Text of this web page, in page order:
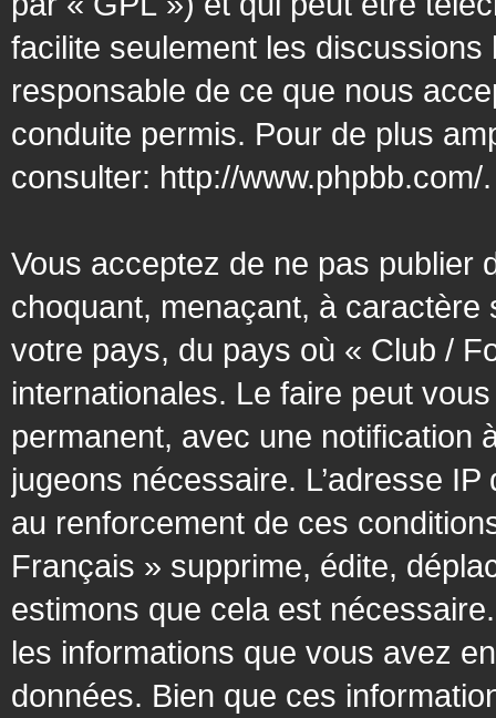
facilite seulement les
responsable de ce que nous
conduite permis. Pour de plus
consulter: http://www.phpbb.com/.
Vous acceptez de ne pas publier
choquant, menaçant, à
votre pays, du pays où « Club /
internationales. Le faire peut
permanent, avec une notification
jugeons nécessaire. L’adresse
au renforcement de ces
Français » supprime, édite,
estimons que cela est
les informations que vous avez
données. Bien que ces